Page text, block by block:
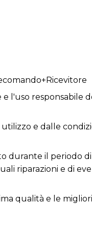
l'uso responsabile
e dalle
il periodo
riparazioni e di
qualità e le